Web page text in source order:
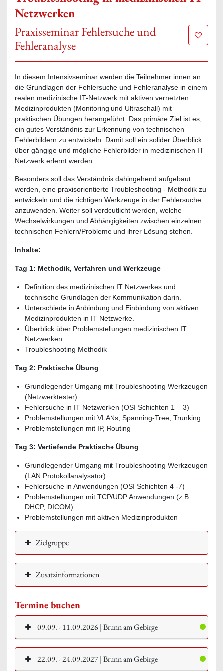
Netzwerken
Praxisseminar Fehlersuche und
Fehleranalyse
Zur
In diesem Intensivseminar werden die Teilnehmer:innen an
die Grundlagen der Fehlersuche und Fehleranalyse in einem
realen medizinische IT-Netzwerk mit aktiven vernetzten
Medizinprodukten (Monitoring und Ultraschall) mit
praktischen Übungen herangeführt. Das primäre Ziel ist es,
ein gutes Verständnis zur Erkennung von technischen
Fehlerbildern zu entwickeln. Damit soll ein solider Überblick
über gängige und mögliche Fehlerbilder in medizinischen IT
Netzwerk erlernt werden.
Besonders soll das Verständnis dahingehend aufgebaut
werden, eine praxisorientierte Troubleshooting - Methodik zu
entwickeln und die richtigen Werkzeuge in der Fehlersuche
anzuwenden. Weiter soll verdeutlicht werden, welche
Wechselwirkungen und Abhängigkeiten zwischen einzelnen
technischen Fehlern/Probleme und ihrer Lösung stehen.
Inhalte:
Tag 1: Methodik, Verfahren und Werkzeuge
Definition des medizinischen IT Netzwerkes und
technische Grundlagen der Kommunikation darin.
Unterschiede in Anbindung und Einbindung von aktiven
Medizinprodukten in IT Netzwerke.
Überblick über Problemstellungen medizinischen IT
Netzwerken.
Troubleshooting Methodik
Tag 2: Praktische Übung
Grundlegender Umgang mit Troubleshooting Werkzeugen
(Netzwerktester)
Fehlersuche in IT Netzwerken (OSI Schichten 1 – 3)
Problemstellungen mit VLANs, Spanning-Tree, Trunking
Problemstellungen mit IP, Routing
Tag 3: Vertiefende Praktische Übung
Grundlegender Umgang mit Troubleshooting Werkzeugen
(LAN Protokollanalysator)
Fehlersuche in Anwendungen (OSI Schichten 4 -7)
Problemstellungen mit TCP/UDP Anwendungen (z.B.
DHCP, DICOM)
Problemstellungen mit aktiven Medizinprodukten
Zielgruppe
Zusatzinformationen
Termine buchen
09.09. - 11.09.2026 | Brunn am Gebirge
22.09. - 24.09.2027 | Brunn am Gebirge